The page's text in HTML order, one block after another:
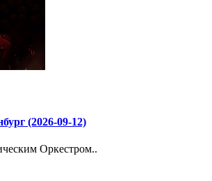
(2026-09-12)
Оркестром..